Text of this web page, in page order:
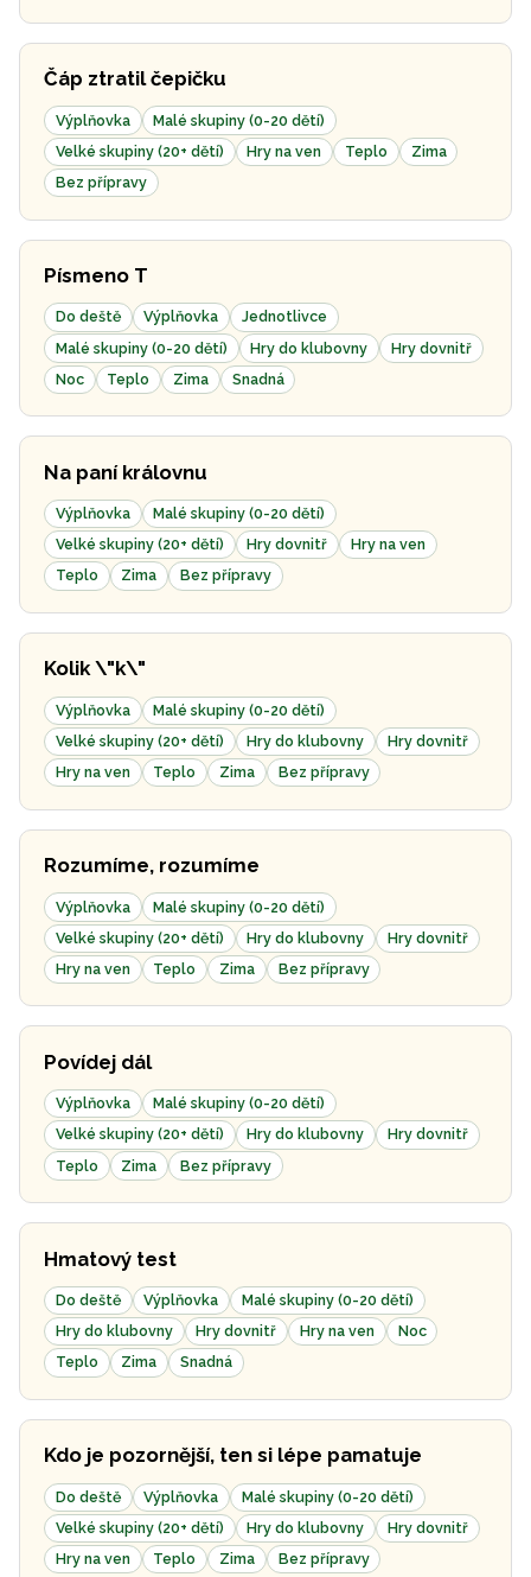
Čáp ztratil čepičku
Výplňovka
Malé skupiny (0-20 dětí)
Velké skupiny (20+ dětí)
Hry na ven Teplo
Zima
Bez přípravy
Písmeno T
Do deště Výplňovka
Jednotlivce
Malé skupiny (0-20 dětí)
Hry do klubovny
Hry dovnitř
Noc
Teplo Zima Snadná
Na paní královnu
Výplňovka
Malé skupiny (0-20 dětí)
Velké skupiny (20+ dětí)
Hry dovnitř
Hry na ven
Teplo
Zima Bez přípravy
Kolik \"k\"
Výplňovka
Malé skupiny (0-20 dětí)
Velké skupiny (20+ dětí)
Hry do klubovny
Hry dovnitř
Hry na ven
Teplo Zima Bez přípravy
Rozumíme, rozumíme
Výplňovka
Malé skupiny (0-20 dětí)
Velké skupiny (20+ dětí)
Hry do klubovny
Hry dovnitř
Hry na ven
Teplo Zima Bez přípravy
Povídej dál
Výplňovka
Malé skupiny (0-20 dětí)
Velké skupiny (20+ dětí)
Hry do klubovny
Hry dovnitř
Teplo
Zima Bez přípravy
Hmatový test
Do deště Výplňovka
Malé skupiny (0-20 dětí)
Hry do klubovny
Hry dovnitř Hry na ven
Noc
Teplo
Zima Snadná
Kdo je pozornější, ten si lépe pamatuje
Do deště Výplňovka
Malé skupiny (0-20 dětí)
Velké skupiny (20+ dětí)
Hry do klubovny
Hry dovnitř
Hry na ven
Teplo Zima Bez přípravy